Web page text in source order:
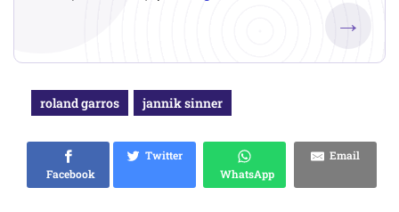
→
roland garros jannik sinner
Facebook
Twitter
WhatsApp
Email